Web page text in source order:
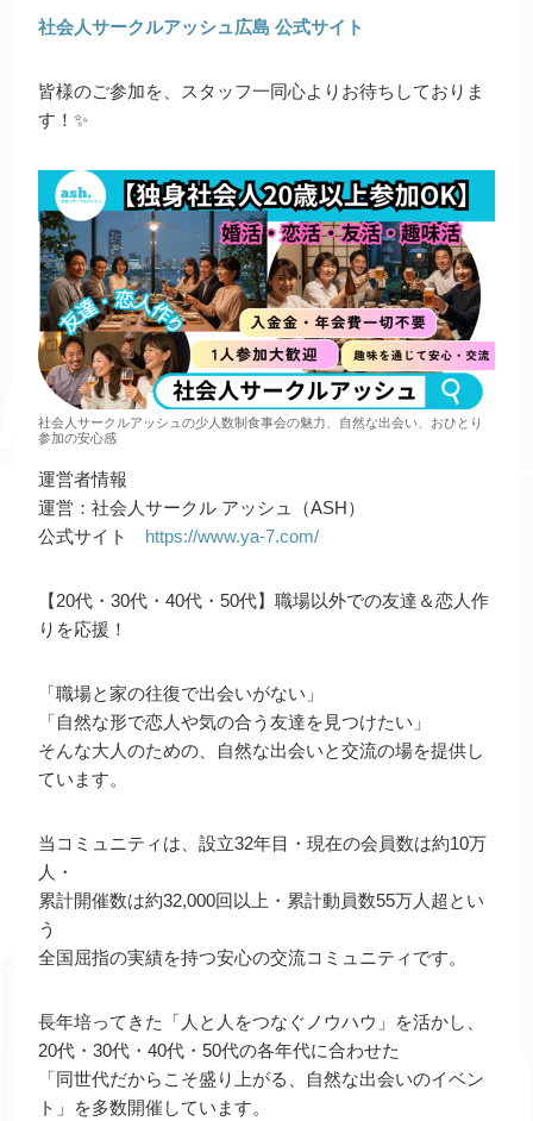
社会人サークルアッシュ広島 公式サイト
皆様のご参加を、スタッフ一同心よりお待ちしておりま
す！✨
社会人サークルアッシュの少人数制食事会の魅力、自然な出会い、おひとり
参加の安心感
運営者情報
運営：社会人サークル アッシュ（ASH）
公式サイト https://www.ya-7.com/
【20代・30代・40代・50代】職場以外での友達＆恋人作
りを応援！
「職場と家の往復で出会いがない」
「自然な形で恋人や気の合う友達を見つけたい」
そんな大人のための、自然な出会いと交流の場を提供し
ています。
当コミュニティは、設立32年目・現在の会員数は約10万
人・
累計開催数は約32,000回以上・累計動員数55万人超とい
う
全国屈指の実績を持つ安心の交流コミュニティです。
長年培ってきた「人と人をつなぐノウハウ」を活かし、
20代・30代・40代・50代の各年代に合わせた
「同世代だからこそ盛り上がる、自然な出会いのイベン
ト」を多数開催しています。